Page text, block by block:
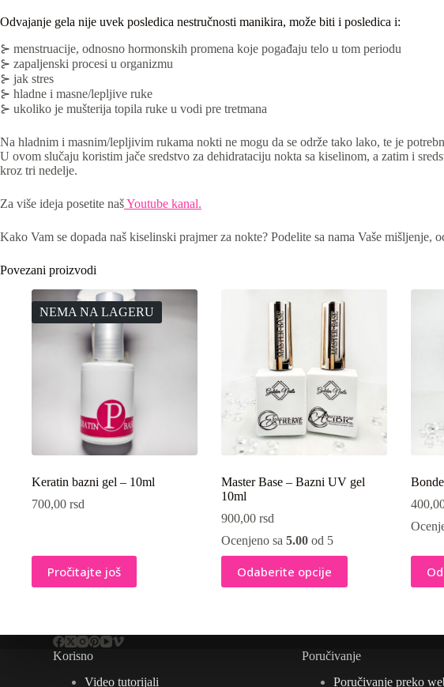
Odvajanje gela nije uvek posledica nestručnosti manikira, može biti i posledica i:
⊱ menstruacije, odnosno hormonskih promena koje pogađaju telo u tom periodu
⊱ zapaljenski procesi u organizmu
⊱ jak stres
⊱ hladne i masne/lepljive ruke
⊱ ukoliko je mušterija topila ruke u vodi pre tretmana
Na hladnim i masnim/lepljivim rukama nokti ne mogu da se održe tako lako, te je
U ovom slučaju koristim jače sredstvo za dehidrataciju nokta sa kiselinom, a zatim i
kroz tri nedelje.
Za više ideja posetite našYoutube kanal.
Kako Vam se dopada naš kiselinski prajmer za nokte? Podelite sa nama Vaše mišljenje,
Povezani proizvodi
NEMA NA LAGERU
Keratin bazni gel – 10ml
700,00 rsd
Pročitajte još
Master Base – Bazni UV gel
10ml
900,00 rsd
Ocenjeno sa 5.00od 5
Odaberite opcije
Ovaj
proizvod
ima
Opcije
Ovaj
ima
Opcije
Korisno
Video tutorijali
Poručivanje
Poručivanje preko